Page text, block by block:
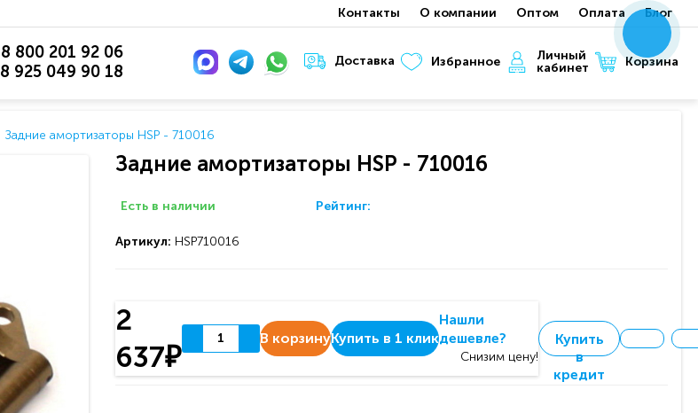
Контакты О компании Оптом Оплата Блог
8 800 201 92 06
8 925 049 90 18
Доставка Избранное
Личный
кабинет
Корзина
Задние амортизаторы HSP - 710016
Задние амортизаторы HSP - 710016
Есть в наличии Рейтинг:
Артикул: HSP710016
2
637₽
В корзинуКупить в 1 клик
Нашли
дешевле?
Снизим цену!
Купить
в
кредит
xxx